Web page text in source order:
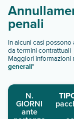
penali
In alcuni casi
da termini contrattuali
Maggiori informazioni
generali"
N.
GIORNI
ante